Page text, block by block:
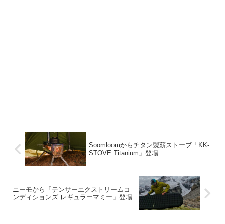
Soomloomからチタン製薪ストーブ「KK-
STOVE Titanium」登場
ニーモから「テンサーエクストリームコ
ンディションズ レギュラーマミー」登場